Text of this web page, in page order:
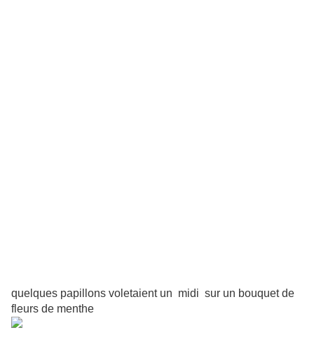
quelques papillons voletaient un midi sur un bouquet de
fleurs de menthe